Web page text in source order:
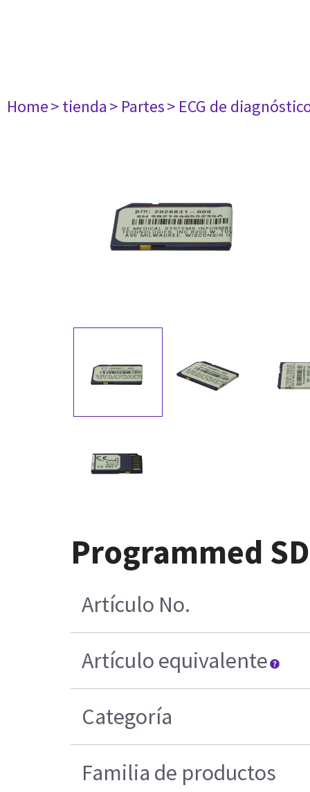
Home> tienda> Partes> ECG de
Programmed
Artículo No.
Artículo equivalente
Categoría
Familia de productos